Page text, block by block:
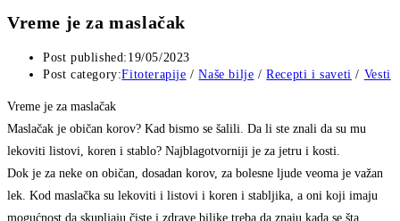
Vreme je za maslačak
Post published: 19/05/2023
Post category:Fitoterapije / Naše bilje / Recepti i saveti / Vesti
Vreme je za maslačak
Maslačak je običan korov? Kad bismo se šalili. Da li ste znali da su mu
lekoviti listovi, koren i stablo? Najblagotvorniji je za jetru i kosti.
Dok je za neke on običan, dosadan korov, za bolesne ljude veoma je važan
lek. Kod maslačka su lekoviti i listovi i koren i stabljika, a oni koji imaju
mogućnost da skupljaju čiste i zdrave biljke treba da znaju kada se šta